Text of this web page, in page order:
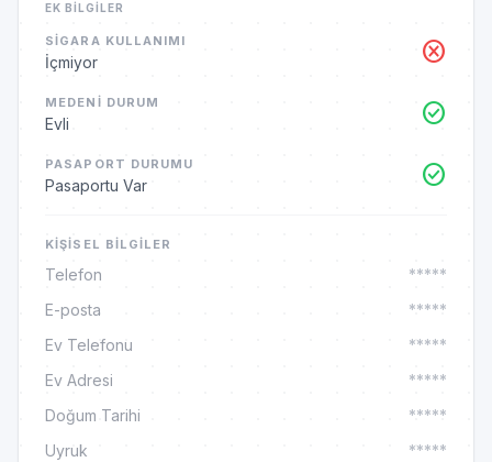
EK BILGILER
SIGARA KULLANIMI
İçmiyor cancel
MEDENI DURUM
Evli check_circle
PASAPORT DURUMU
Pasaportu Var check_circle
KIŞISEL BILGILER
Telefon
*****
E-posta
*****
Ev Telefonu
*****
Ev Adresi
*****
Doğum Tarihi
*****
Uyruk
*****